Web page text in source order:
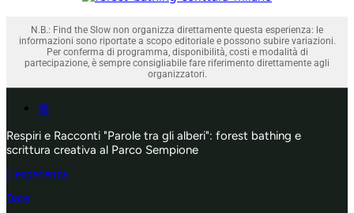
N.B.: Find the Slow non organizza direttamente questa esperienza: le
informazioni sono riportate a scopo editoriale e possono subire variazioni.
Per conferma di programma, disponibilità, costi e modalità di
partecipazione, è sempre consigliabile fare riferimento direttamente agli
organizzatori.
Respiri e Racconti "Parole tra gli alberi": forest bathing e
scrittura creativa al Parco Sempione
L’esperienza
Date